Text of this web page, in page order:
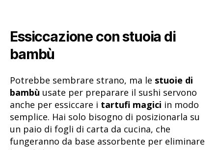
Essiccazione con stuoia di
bambù
Potrebbe sembrare strano, ma le stuoie di
bambù usate per preparare il sushi servono
anche per essiccare i tartufi magici in modo
semplice. Hai solo bisogno di posizionarla su
un paio di fogli di carta da cucina, che
fungeranno da base assorbente per eliminare